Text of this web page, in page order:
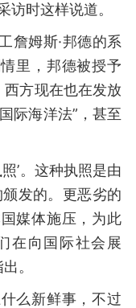
访时这样说道。
詹姆斯·邦德的系
里，邦德被授予
西方现在也在发放
际海洋法”，甚至
’。这种执照是由
颁发的。更恶劣的
媒体施压，为此
在向国际社会展
。
么新鲜事，不过